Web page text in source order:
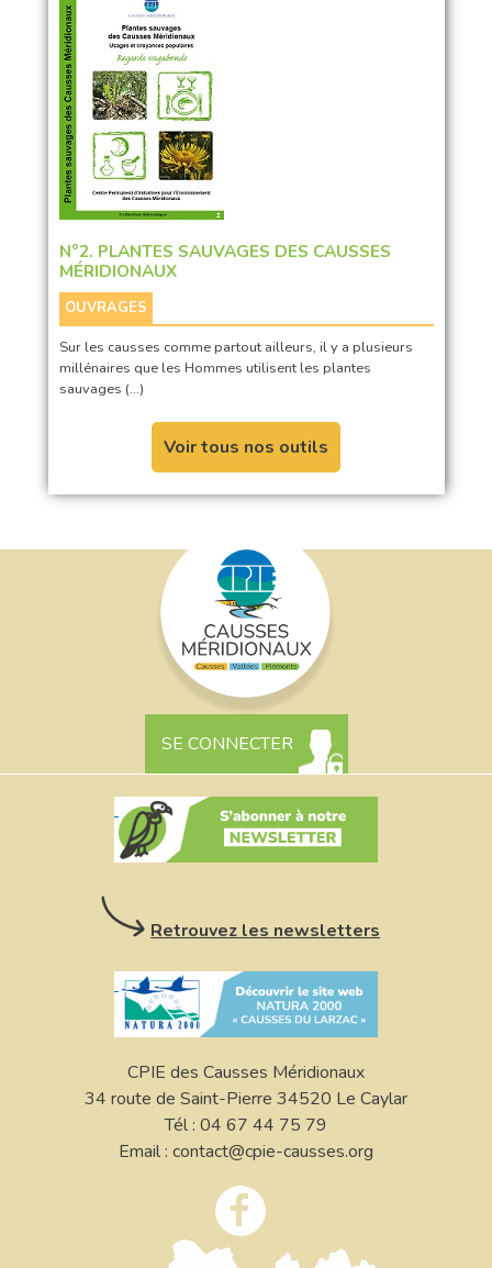
N°2. PLANTES SAUVAGES DES CAUSSES
MÉRIDIONAUX
OUVRAGES
Sur les causses comme partout ailleurs, il y a plusieurs
millénaires que les Hommes utilisent les plantes
sauvages (…)
Voir tous nos outils
SE CONNECTER
Retrouvez les newsletters
CPIE des Causses Méridionaux
34 route de Saint-Pierre 34520 Le Caylar
Tél : 04 67 44 75 79
Email : contact@cpie-causses.org